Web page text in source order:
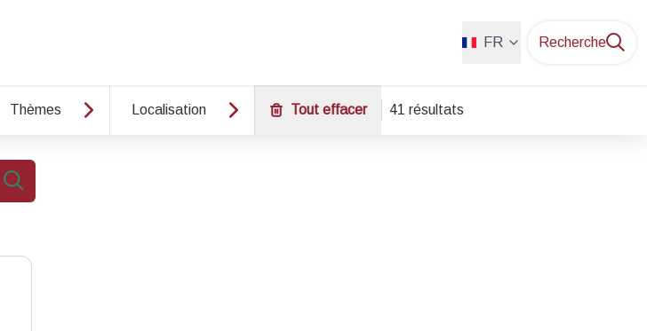
FR Recherche
Thèmes Localisation Tout effacer 41 résultats
Recherche